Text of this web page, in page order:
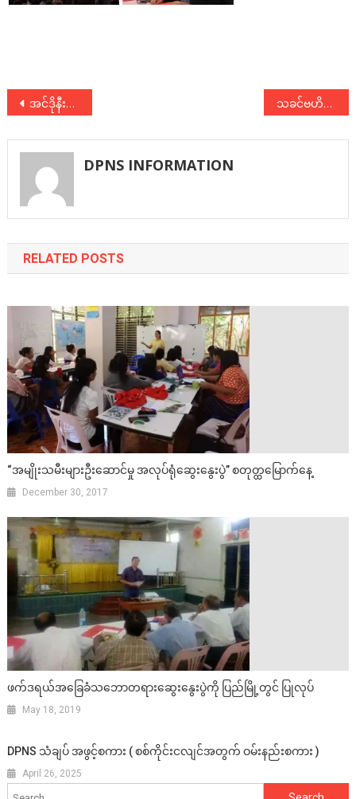
Post
navigation
အင်ဒိုနီးရှားနိုင်ငံတွင် ကျင်းပသော Progressive Alliance Seminar သို့ DPNS ခေါင်းဆောင်များတက်ရောက် သခင်ဗဟိန်း နှစ်(၁၀ဝ)ပြည့်အခမ်းအနား ကျင်းပရေး အမှုဆောင်ကော်မတီဖွဲ့စည်း
DPNS INFORMATION
RELATED POSTS
“အမျိုးသမီးများဦးဆောင်မှု အလုပ်ရုံဆွေးနွေးပွဲ” စတုတ္ထမြောက်နေ့
December 30, 2017
ဖက်ဒရယ်အခြေခံသဘောတရားဆွေးနွေးပွဲကို ပြည်မြို့တွင် ပြုလုပ်
May 18, 2019
DPNS သံချပ် အဖွင့်စကား ( စစ်ကိုင်းငလျင်အတွက် ဝမ်းနည်းစကား )
April 26, 2025
Search